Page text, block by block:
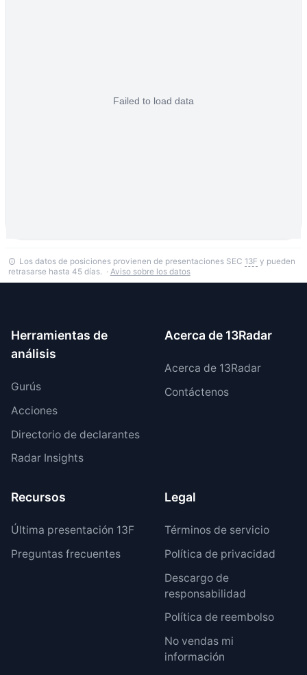
Los datos de posiciones provienen de presentaciones SEC 13F y pueden
retrasarse hasta 45 días. · Aviso sobre los datos
Herramientas de
análisis
Gurús
Acciones
Directorio de declarantes
Radar Insights
Acerca de 13Radar
Acerca de 13Radar
Contáctenos
Recursos
Última presentación 13F
Preguntas frecuentes
Legal
Términos de servicio
Política de privacidad
Descargo de
responsabilidad
Política de reembolso
No vendas mi
información